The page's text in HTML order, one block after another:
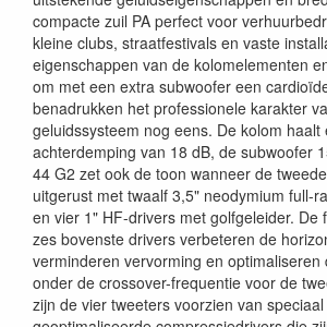
compacte zuil PA perfect voor
kleine clubs, straatfestivals en vaste
eigenschappen van de kolomelementen
om met een extra subwoofer een
benadrukken het professionele karakter
geluidssysteem nog eens. De kolom haalt
achterdemping van 18 dB, de subwoofer
44 G2 zet ook de toon wanneer de
uitgerust met twaalf 3,5" neodymium full-
en vier 1" HF-drivers met golfgeleider. De
zes bovenste drivers verbeteren de
verminderen vervorming en optimaliseren
onder de crossover-frequentie voor de
zijn de vier tweeters voorzien van